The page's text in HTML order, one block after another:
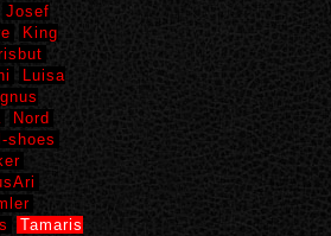
Josef
King
Luisa
Nord
shoes
Tamaris